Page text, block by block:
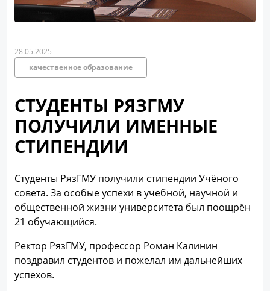
28.05.2025
качественное образование
СТУДЕНТЫ РЯЗГМУ
ПОЛУЧИЛИ ИМЕННЫЕ
СТИПЕНДИИ
Студенты РязГМУ получили стипендии Учёного
совета. За особые успехи в учебной, научной и
общественной жизни университета был поощрён
21 обучающийся.
Ректор РязГМУ, профессор Роман Калинин
поздравил студентов и пожелал им дальнейших
успехов.